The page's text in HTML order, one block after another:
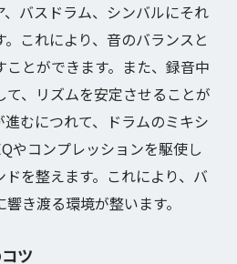
バスドラム、シンバルにそれ
これにより、音のバランスと
とができます。また、録音中
、リズムを安定させることが
むにつれて、ドラムのミキシ
やコンプレッションを駆使し
を整えます。これにより、バ
き渡る環境が整います。
ツ